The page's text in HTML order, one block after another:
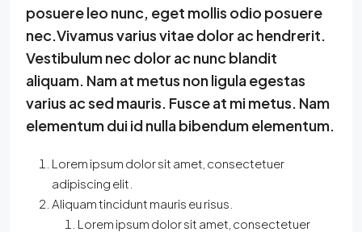
posuere leo nunc, eget mollis odio posuere
nec.Vivamus varius vitae dolor ac hendrerit.
Vestibulum nec dolor ac nunc blandit
aliquam. Nam at metus non ligula egestas
varius ac sed mauris. Fusce at mi metus. Nam
elementum dui id nulla bibendum elementum.
Lorem ipsum dolor sit amet, consectetuer
adipiscing elit.
Aliquam tincidunt mauris eu risus.
Lorem ipsum dolor sit amet, consectetuer